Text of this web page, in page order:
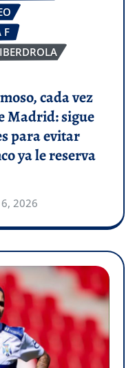
F
cada vez
Madrid: sigue
para evitar
ya le reserva
2026